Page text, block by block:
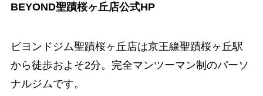
BEYOND聖蹟桜ヶ丘店公式HP
ビヨンドジム聖蹟桜ヶ丘店は京王線聖蹟桜ヶ丘駅
から徒歩およそ2分。完全マンツーマン制のパーソ
ナルジムです。